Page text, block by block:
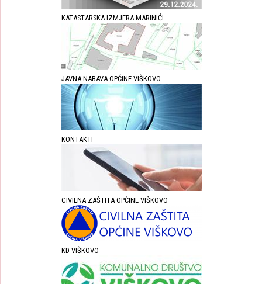
KATASTARSKA IZMJERA MARINIĆI
JAVNA NABAVA OPĆINE VIŠKOVO
KONTAKTI
CIVILNA ZAŠTITA OPĆINE VIŠKOVO
KD VIŠKOVO